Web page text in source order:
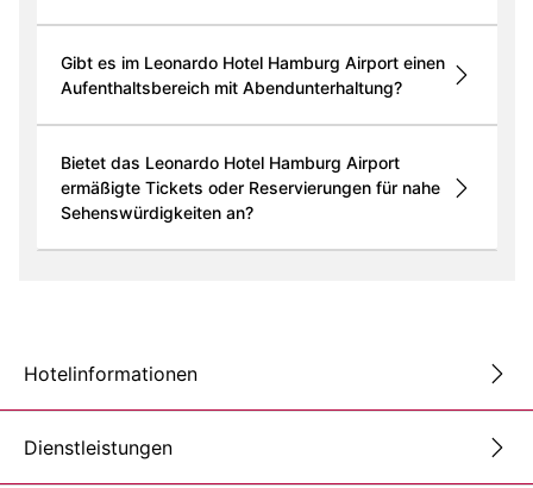
Gibt es im Leonardo Hotel Hamburg Airport einen
Aufenthaltsbereich mit Abendunterhaltung?
Bietet das Leonardo Hotel Hamburg Airport
ermäßigte Tickets oder Reservierungen für nahe
Sehenswürdigkeiten an?
Hotelinformationen
Dienstleistungen